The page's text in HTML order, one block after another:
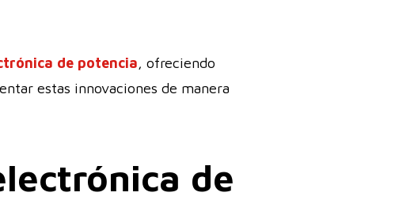
de potencia, ofreciendo
estas innovaciones de manera
de